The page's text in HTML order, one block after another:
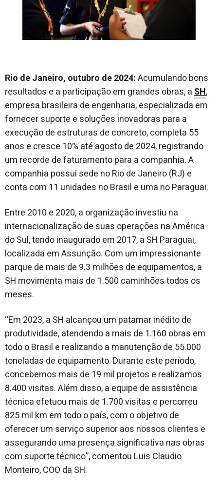
Rio de Janeiro, outubro de 2024:Acumulando bons
resultados e a participação em grandes obras, aSH,
empresa brasileira de engenharia, especializada em
fornecer suporte e soluções inovadoras para a
execução de estruturas de concreto, completa 55
anos e cresce 10% até agosto de 2024, registrando
um recorde de faturamento para a companhia. A
companhia possui sede no Rio de Janeiro (RJ) e
conta com 11 unidades no Brasil e uma no Paraguai.
Entre 2010 e 2020, a organização investiu na
internacionalização de suas operações na América
do Sul, tendo inaugurado em 2017, a SH Paraguai,
localizada em Assunção. Com um impressionante
parque de mais de 9.3 milhões de equipamentos, a
SH movimenta mais de 1.500 caminhões todos os
meses.
“Em 2023, a SH alcançou um patamar inédito de
produtividade, atendendo a mais de 1.160 obras em
todo o Brasil e realizando a manutenção de 55.000
toneladas de equipamento. Durante este período,
concebemos mais de 19 mil projetos e realizamos
8.400 visitas. Além disso, a equipe de assistência
técnica efetuou mais de 1.700 visitas e percorreu
825 mil km em todo o país, com o objetivo de
oferecer um serviço superior aos nossos clientes e
assegurando uma presença significativa nas obras
com suporte técnico”, comentou Luis Claudio
Monteiro, COO da SH.